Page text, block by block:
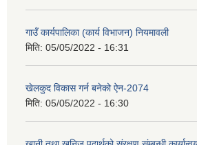
गाउँ कार्यपालिका (कार्य विभाजन) नियमावली
मिति: 05/05/2022 - 16:31
खेलकुद विकास गर्न बनेको ऐन-2074
मिति: 05/05/2022 - 16:30